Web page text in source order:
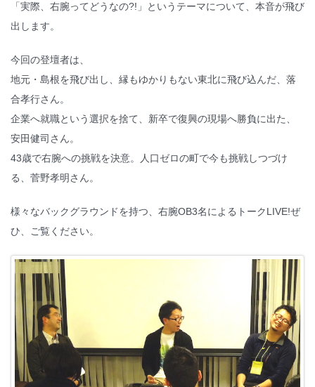
「実際、右腕ってどうなの?!」というテーマについて、本音が飛び
出します。
今回の登壇者は、
地元・島根を飛び出し、縁もゆかりもない東北に飛び込んだ、落
合孝行さん。
企業へ就職という選択を捨て、新卒で復興の現場へ勝負に出た、
安田健司さん。
43歳で右腕への挑戦を決意。人口ゼロの町で今も挑戦しつづけ
る、菅野孝明さん。
様々なバックグラウンドを持つ、右腕OB3名によるトークLIVE!ぜ
ひ、ご覧ください。